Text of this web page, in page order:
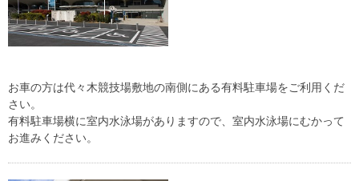
お車の方は代々木競技場敷地の南側にある有料駐車場をご利用くだ
さい。
有料駐車場横に室内水泳場がありますので、室内水泳場にむかって
お進みください。